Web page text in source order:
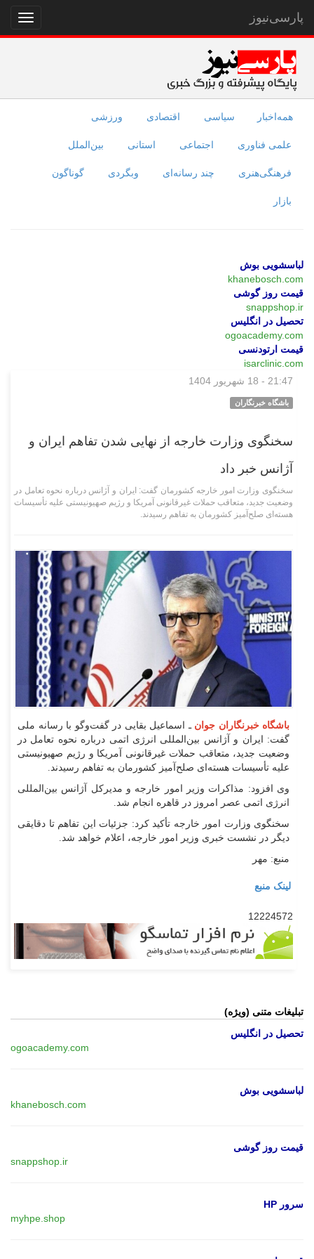
نمایش
منو
پارسی‌نیوز
همه‌اخبار سیاسی اقتصادی ورزشی
علمی فناوری اجتماعی استانی بین‌الملل
فرهنگی‌هنری چند رسانه‌ای وبگردی گوناگون
بازار
لباسشویی بوش
khanebosch.com
قیمت روز گوشی
snappshop.ir
تحصیل در انگلیس
ogoacademy.com
قیمت ارتودنسی
isarclinic.com
21:47 - 18 شهریور 1404
باشگاه خبرنگاران
سخنگوی وزارت خارجه از نهایی شدن تفاهم ایران و
آژانس خبر داد
سخنگوی وزارت امور خارجه کشورمان گفت: ایران و آژانس درباره نحوه تعامل در
وضعیت جدید، متعاقب حملات غیرقانونی آمریکا و رژیم صهیونیستی علیه تأسیسات
هسته‌ای صلح‌آمیز کشورمان به تفاهم رسیدند.
باشگاه خبرنگاران جوان ـ اسماعیل بقایی در گفت‌و‌گو با رسانه ملی
گفت: ایران و آژانس بین‌المللی انرژی اتمی درباره نحوه تعامل در
وضعیت جدید، متعاقب حملات غیرقانونی آمریکا و رژیم صهیونیستی
علیه تأسیسات هسته‌ای صلح‌آمیز کشورمان به تفاهم رسیدند.
وی افزود: مذاکرات وزیر امور خارجه و مدیرکل آژانس بین‌المللی
انرژی اتمی عصر امروز در قاهره انجام شد.
سخنگوی وزارت امور خارجه تأکید کرد: جزئیات این تفاهم تا دقایقی
دیگر در نشست خبری وزیر امور خارجه، اعلام خواهد شد.
منبع: مهر
لینک منبع
12224572
تبلیغات متنی (ویژه)
تحصیل در انگلیس
ogoacademy.com
لباسشویی بوش
khanebosch.com
قیمت روز گوشی
snappshop.ir
سرور HP
myhpe.shop